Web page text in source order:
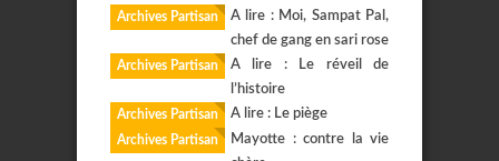
Archives Partisan
A lire : Moi, Sampat Pal,
chef de gang en sari rose
Archives Partisan
A lire : Le réveil de
l’histoire
Archives Partisan A lire : Le piège
Archives Partisan
Mayotte : contre la vie